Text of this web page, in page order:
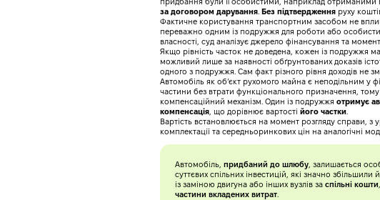
за договором дарування Без підтвердження руху
Фактичне користування транспортним засобом не
переважно одним із подружжя для роботи або
власності, суд аналізує джерело фінансування та момент
Якщо рівність часток не доведена, кожен із подружжя
можливий лише за наявності обґрунтованих доказів
одного з подружжя. Сам факт різного рівня доходів не
Автомобіль як об’єкт рухомого майна є неподільним у
частини без втрати функціонального призначення,
компенсаційний механізм. Один із подружжя отримує
компенсація , що дорівнює вартості його частки
Вартість встановлюється на момент розгляду справи, з
комплектації та середньоринкових цін на аналогічні
Автомобіль, придбаний до шлюбу , залишається
суттєвих спільних інвестицій, які значно
із заміною двигуна або інших вузлів за спільні кошти
частини вкладених витрат